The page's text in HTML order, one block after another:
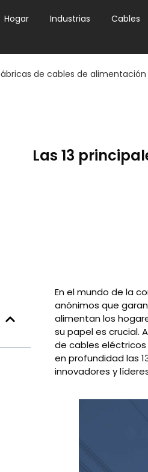
Hogar Industrias Cables
de cables de
Las 13
En el mundo de la
anónimos que
alimentan los
su papel es crucial.
de cables eléctricos
en profundidad las
innovadores y